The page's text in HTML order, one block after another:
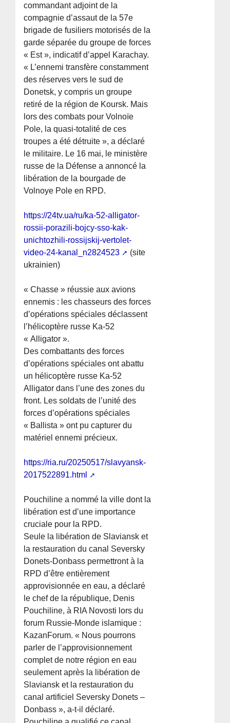
commandant adjoint de la
compagnie d’assaut de la 57e
brigade de fusiliers motorisés de la
garde séparée du groupe de forces
« Est », indicatif d’appel Karachay.
« L’ennemi transfère constamment
des réserves vers le sud de
Donetsk, y compris un groupe
retiré de la région de Koursk. Mais
lors des combats pour Volnoïe
Pole, la quasi-totalité de ces
troupes a été détruite », a déclaré
le militaire. Le 16 mai, le ministère
russe de la Défense a annoncé la
libération de la bourgade de
Volnoye Pole en RPD.
https://24tv.ua/ru/ka-52-alligator-
rossii-porazili-bojcy-sso-kak-
unichtozhili-rossijskij-vertolet-
video-24-kanal_n2824523
(site
ukrainien)
« Chasse » réussie aux avions
ennemis : les chasseurs des forces
d’opérations spéciales déclassent
l’hélicoptère russe Ka-52
« Alligator ».
Des combattants des forces
d’opérations spéciales ont abattu
un hélicoptère russe Ka-52
Alligator dans l’une des zones du
front. Les soldats de l’unité des
forces d’opérations spéciales
« Ballista » ont pu capturer du
matériel ennemi précieux.
https://ria.ru/20250517/slavyansk-
2017522891.html
Pouchiline a nommé la ville dont la
libération est d’une importance
cruciale pour la RPD.
Seule la libération de Slaviansk et
la restauration du canal Seversky
Donets-Donbass permettront à la
RPD d’être entièrement
approvisionnée en eau, a déclaré
le chef de la république, Denis
Pouchiline, à RIA Novosti lors du
forum Russie-Monde islamique :
KazanForum. « Nous pourrons
parler de l’approvisionnement
complet de notre région en eau
seulement après la libération de
Slaviansk et la restauration du
canal artificiel Seversky Donets –
Donbass », a-t-il déclaré.